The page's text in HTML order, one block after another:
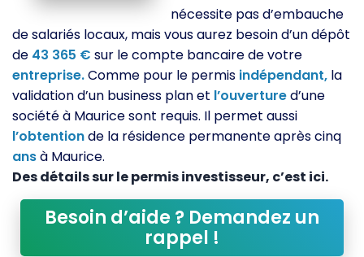
nécessite pas d’embauche
de salariés locaux, mais vous aurez besoin d’un dépôt
de 43 365 € sur le compte bancaire de votre
entreprise.Comme pour le permis indépendant, la
validation d’un business plan et l’ouvertured’une
société à Maurice sont requis. Il permet aussi
l’obtentionde la résidence permanente après cinq
ansà Maurice.
Des détails sur le permis investisseur, c’est ici.
Besoin d’aide ? Demandez un
rappel !